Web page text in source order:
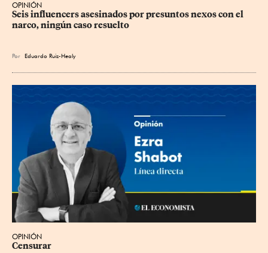
OPINIÓN
Seis influencers asesinados por presuntos nexos con el
narco, ningún caso resuelto
Por Eduardo Ruiz-Healy
OPINIÓN
Censurar